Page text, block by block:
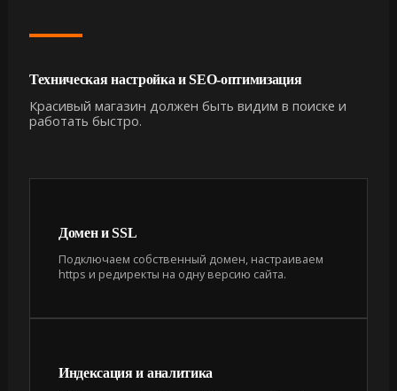
Техническая настройка и SEO-оптимизация
Красивый магазин должен быть видим в поиске и
работать быстро.
Домен и SSL
Подключаем собственный домен, настраиваем
https и редиректы на одну версию сайта.
Индексация и аналитика